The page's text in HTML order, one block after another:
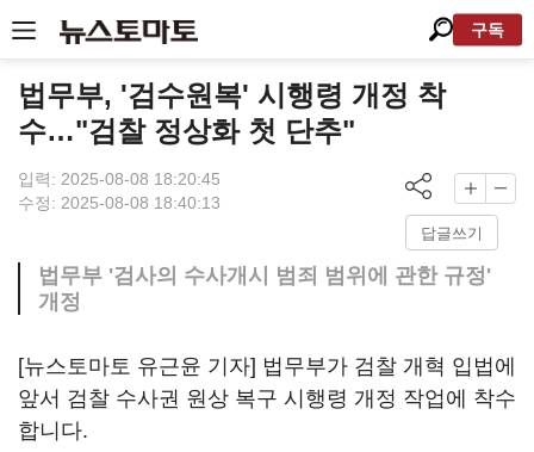
구독
법무부, '검수원복' 시행령 개정 착
수…"검찰 정상화 첫 단추"
입력: 2025-08-08 18:20:45
수정: 2025-08-08 18:40:13
답글쓰기
법무부 '검사의 수사개시 범죄 범위에 관한 규정'
개정
[뉴스토마토 유근윤 기자] 법무부가 검찰 개혁 입법에
앞서 검찰 수사권 원상 복구 시행령 개정 작업에 착수
합니다.